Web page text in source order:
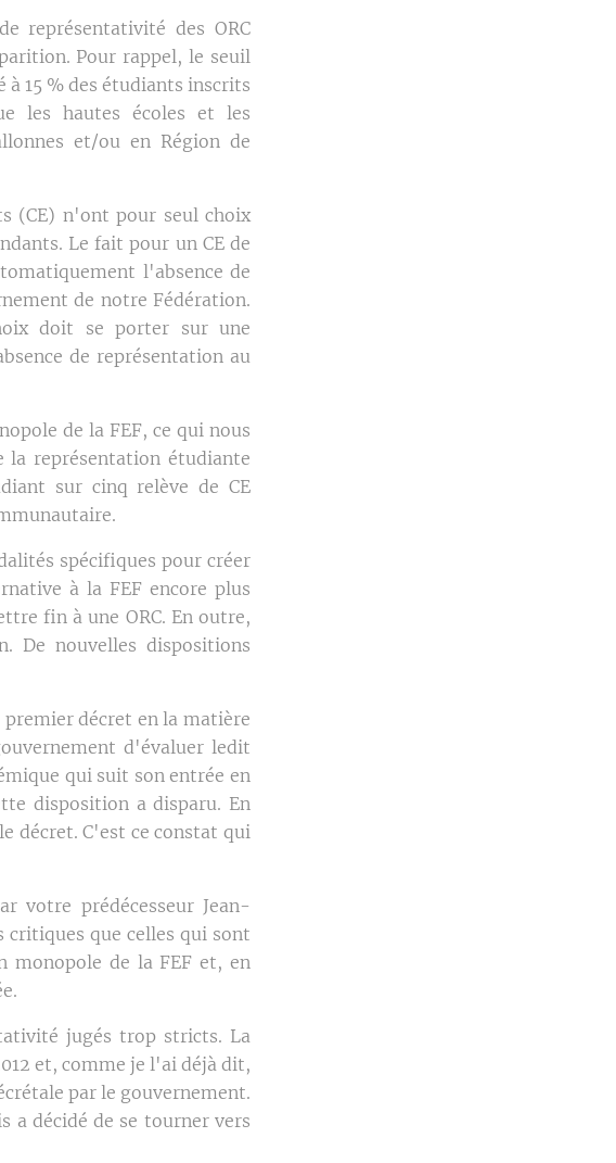
représentativité des ORC
Pour rappel, le seuil
15 % des étudiants inscrits
les hautes écoles et les
et/ou en Région de
(CE) n'ont pour seul choix
Le fait pour un CE de
l'absence de
de notre Fédération.
doit se porter sur une
de représentation au
de la FEF, ce qui nous
représentation étudiante
sur cinq relève de CE
spécifiques pour créer
à la FEF encore plus
fin à une ORC. En outre,
De nouvelles dispositions
décret en la matière
d'évaluer ledit
qui suit son entrée en
disposition a disparu. En
décret. C'est ce constat qui
votre prédécesseur Jean-
critiques que celles qui sont
monopole de la FEF et, en
jugés trop stricts. La
et, comme je l'ai déjà dit,
par le gouvernement.
a décidé de se tourner vers